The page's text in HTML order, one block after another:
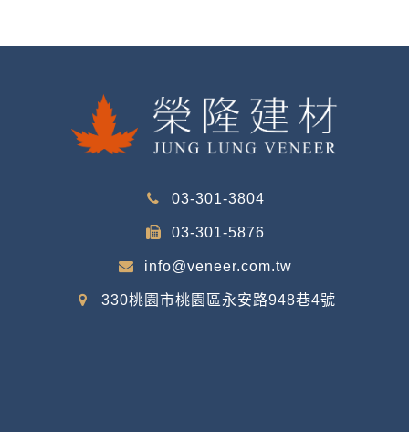
03-301-3804
03-301-5876
info@veneer.com.tw
330桃園市桃園區永安路948巷4號